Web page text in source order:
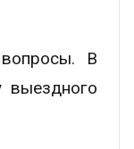
В